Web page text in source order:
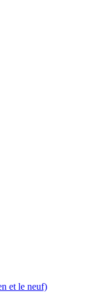
et le neuf)